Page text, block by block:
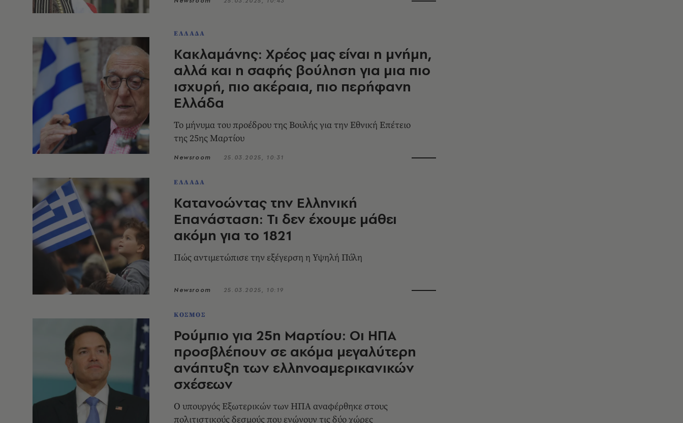
ΕΛΛΑΔΑ
Κακλαμάνης: Χρέος μας είναι η μνήμη,
αλλά και η σαφής βούληση για μια πιο
ισχυρή, πιο ακέραια, πιο περήφανη
Ελλάδα
Το μήνυμα του προέδρου της Βουλής για την Εθνική Επέτειο
της 25ης Μαρτίου
Newsroom 25.03.2025, 10:31
ΕΛΛΑΔΑ
Κατανοώντας την Ελληνική
Επανάσταση: Τι δεν έχουμε μάθει
ακόμη για το 1821
Πώς αντιμετώπισε την εξέγερση η Υψηλή Πύλη
Newsroom 25.03.2025, 10:19
ΚΟΣΜΟΣ
Ρούμπιο για 25η Μαρτίου: Οι ΗΠΑ
προσβλέπουν σε ακόμα μεγαλύτερη
ανάπτυξη των ελληνοαμερικανικών
σχέσεων
Ο υπουργός Εξωτερικών των ΗΠΑ αναφέρθηκε στους
πολιτιστικούς δεσμούς που ενώνουν τις δύο χώρες